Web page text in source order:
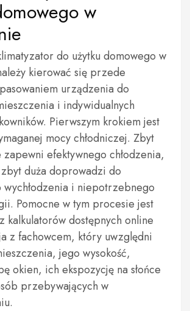
w
do użytku domowego w
kierować się przede
urządzenia do
i indywidualnych
Pierwszym krokiem jest
mocy chłodniczej. Zbyt
zapewni efektywnego chłodzenia,
duża doprowadzi do
wychłodzenia i niepotrzebnego
Pomocne w tym procesie jest
kalkulatorów dostępnych online
z fachowcem, który uwzględni
jego wysokość,
okien, ich ekspozycję na słońce
przebywających w